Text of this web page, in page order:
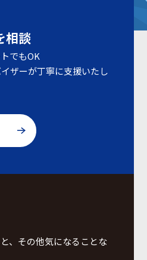
相談
でもOK
ザーが丁寧に支援いたし
、その他気になることな